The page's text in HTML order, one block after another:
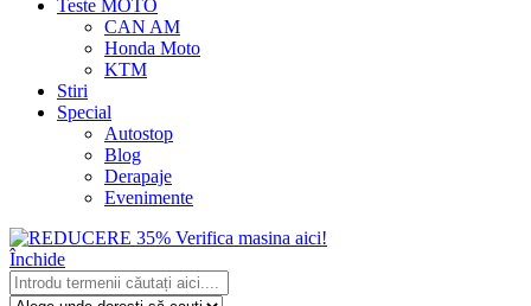
Teste MOTO
CAN AM
Honda Moto
KTM
Stiri
Special
Autostop
Blog
Derapaje
Evenimente
Închide